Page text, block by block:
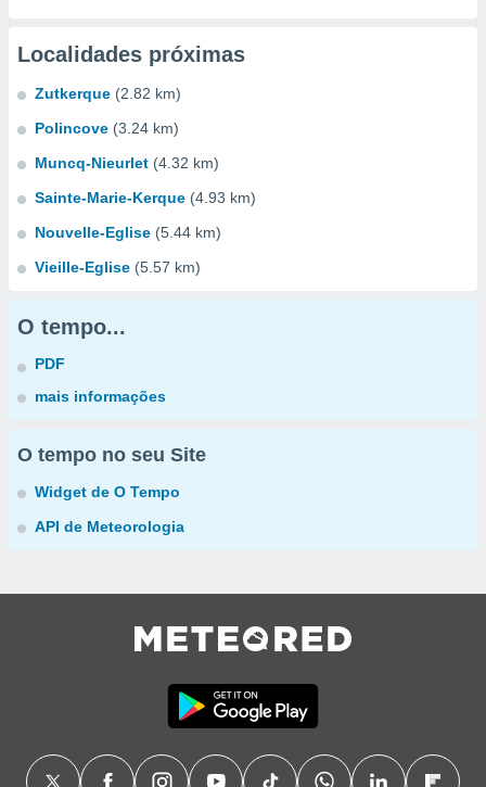
Localidades próximas
Zutkerque (2.82 km)
Polincove (3.24 km)
Muncq-Nieurlet (4.32 km)
Sainte-Marie-Kerque (4.93 km)
Nouvelle-Eglise (5.44 km)
Vieille-Eglise (5.57 km)
O tempo...
PDF
mais informações
O tempo no seu Site
Widget de O Tempo
API de Meteorologia